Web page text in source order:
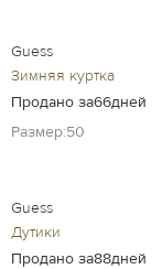
Guess
Зимняя куртка
Продано за66дней
Размер:50
Guess
Дутики
Продано за88дней